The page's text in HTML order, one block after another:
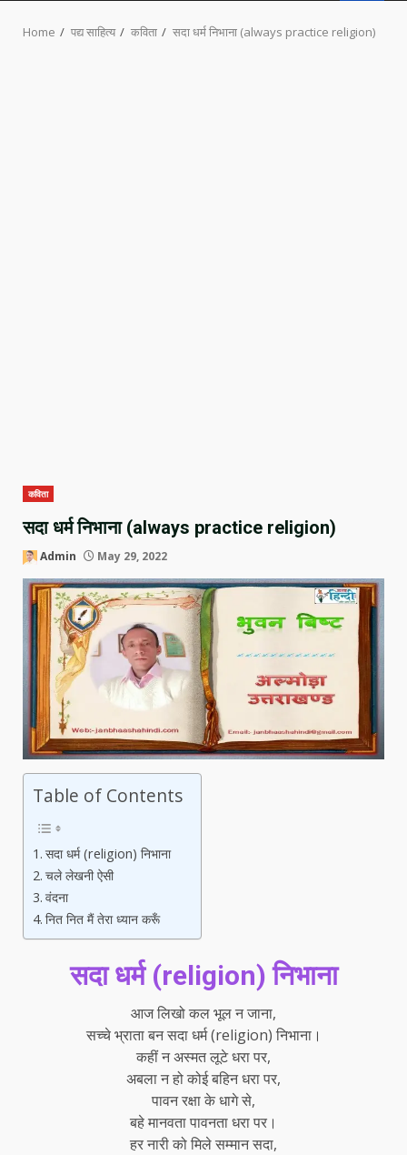
Home पद्य साहित्य कविता सदा धर्म निभाना (always practice religion)
कविता
सदा धर्म निभाना (always practice religion)
Admin May 29, 2022
Table of Contents
सदा धर्म (religion) निभाना
चले लेखनी ऐसी
वंदना
नित नित मैं तेरा ध्यान करूँ
सदा धर्म (religion) निभाना
आज लिखो कल भूल न जाना,
सच्चे भ्राता बन सदा धर्म (religion) निभाना।
कहीं न अस्मत लूटे धरा पर,
अबला न हो कोई बहिन धरा पर,
पावन रक्षा के धागे से,
बहे मानवता पावनता धरा पर।
हर नारी को मिले सम्मान सदा,